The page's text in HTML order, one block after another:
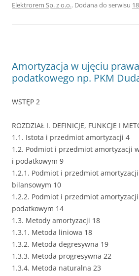
Elektrorem Sp. z o.o.. Dodana do serwisu
Amortyzacja w ujęciu
podatkowego np. PKM
WSTĘP 2
ROZDZIAŁ I. DEFINICJE, FUNKCJE I
1.1. Istota i przedmiot amortyzacji 4
1.2. Podmiot i przedmiot amortyzacji
i podatkowym 9
1.2.1. Podmiot i przedmiot
bilansowym 10
1.2.2. Podmiot i przedmiot
podatkowym 14
1.3. Metody amortyzacji 18
1.3.1. Metoda liniowa 18
1.3.2. Metoda degresywna 19
1.3.3. Metoda progresywna 22
1.3.4. Metoda naturalna 23